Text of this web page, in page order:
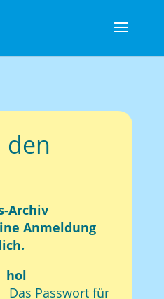
den
Archiv
Anmeldung
hol
Passwort für